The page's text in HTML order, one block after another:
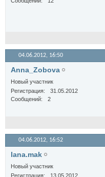
04.06.2012, 16:50
Anna_Zobova
Новый участник
Регистрация
31.05.2012
Сообщений
2
04.06.2012, 16:52
lana.mak
Новый участник
Регистрация
13.05.2012